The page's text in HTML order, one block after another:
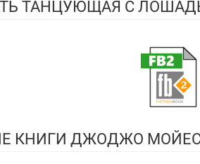
ТАНЦУЮЩАЯ С
КНИГИ ДЖОДЖО